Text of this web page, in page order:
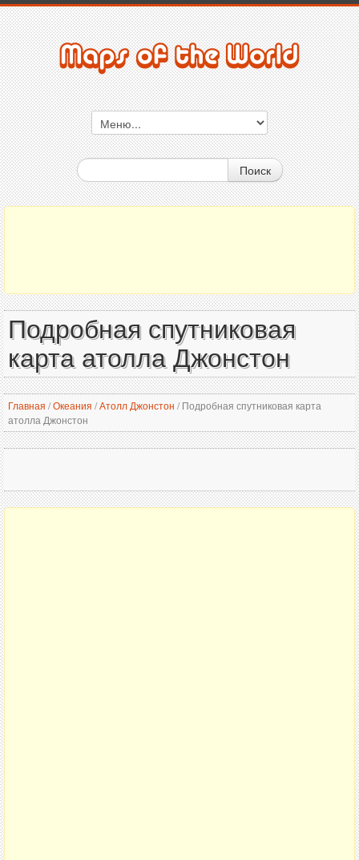
Поиск
Подробная спутниковая
карта атолла Джонстон
Главная /Океания /Атолл Джонстон /Подробная спутниковая карта
атолла Джонстон